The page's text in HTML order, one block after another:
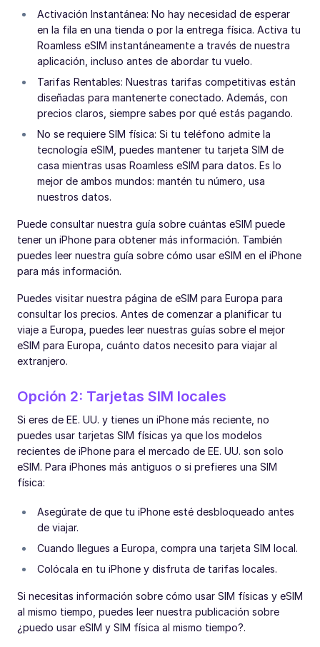
Activación Instantánea: No hay necesidad de esperar
en la fila en una tienda o por la entrega física. Activa tu
Roamless eSIM instantáneamente a través de nuestra
aplicación, incluso antes de abordar tu vuelo.
Tarifas Rentables: Nuestras tarifas competitivas están
diseñadas para mantenerte conectado. Además, con
precios claros, siempre sabes por qué estás pagando.
No se requiere SIM física: Si tu teléfono admite la
tecnología eSIM, puedes mantener tu tarjeta SIM de
casa mientras usas Roamless eSIM para datos. Es lo
mejor de ambos mundos: mantén tu número, usa
nuestros datos.
Puede consultar nuestra guía sobre cuántas eSIM puede
tener un iPhone para obtener más información. También
puedes leer nuestra guía sobre cómo usar eSIM en el iPhone
para más información.
Puedes visitar nuestra página de eSIM para Europa para
consultar los precios. Antes de comenzar a planificar tu
viaje a Europa, puedes leer nuestras guías sobre el mejor
eSIM para Europa, cuánto datos necesito para viajar al
extranjero.
Opción 2: Tarjetas SIM locales
Si eres de EE. UU. y tienes un iPhone más reciente, no
puedes usar tarjetas SIM físicas ya que los modelos
recientes de iPhone para el mercado de EE. UU. son solo
eSIM. Para iPhones más antiguos o si prefieres una SIM
física:
Asegúrate de que tu iPhone esté desbloqueado antes
de viajar.
Cuando llegues a Europa, compra una tarjeta SIM local.
Colócala en tu iPhone y disfruta de tarifas locales.
Si necesitas información sobre cómo usar SIM físicas y eSIM
al mismo tiempo, puedes leer nuestra publicación sobre
¿puedo usar eSIM y SIM física al mismo tiempo?.